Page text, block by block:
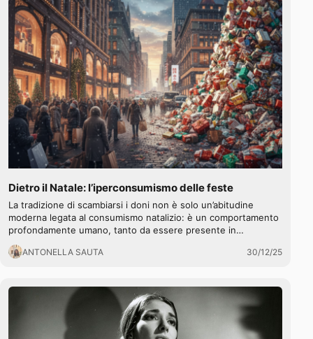
Dietro il Natale: l’iperconsumismo delle feste
La tradizione di scambiarsi i doni non è solo un’abitudine
moderna legata al consumismo natalizio: è un comportamento
profondamente umano, tanto da essere presente in…
ANTONELLA SAUTA 30/12/25